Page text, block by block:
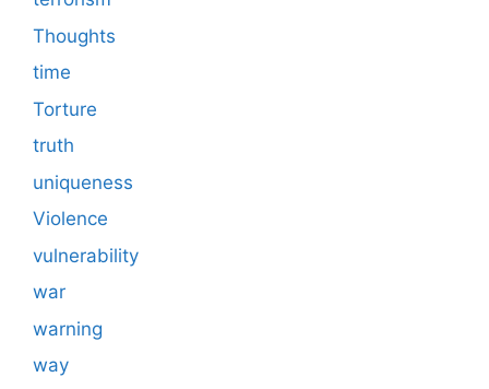
Thoughts
time
Torture
truth
uniqueness
Violence
vulnerability
war
warning
way